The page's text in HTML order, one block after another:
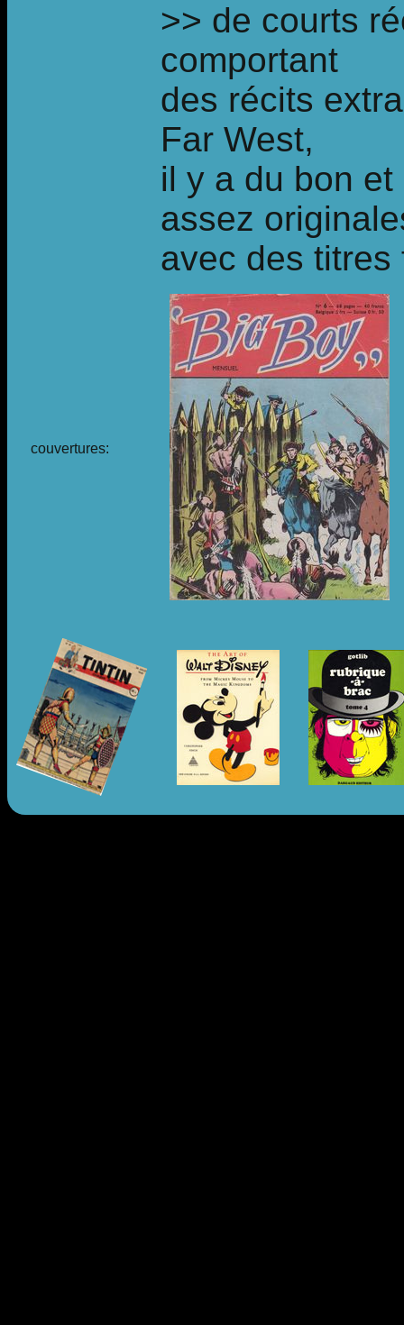
>> de courts
comportant
des récits
Far West,
il y a du bon
assez
avec des titres
couvertures: